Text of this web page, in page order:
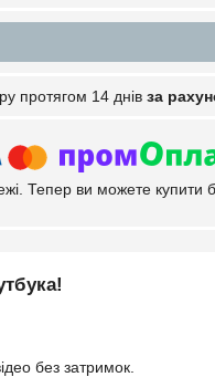
протягом 14 днів за
Тепер ви можете
без затримок.